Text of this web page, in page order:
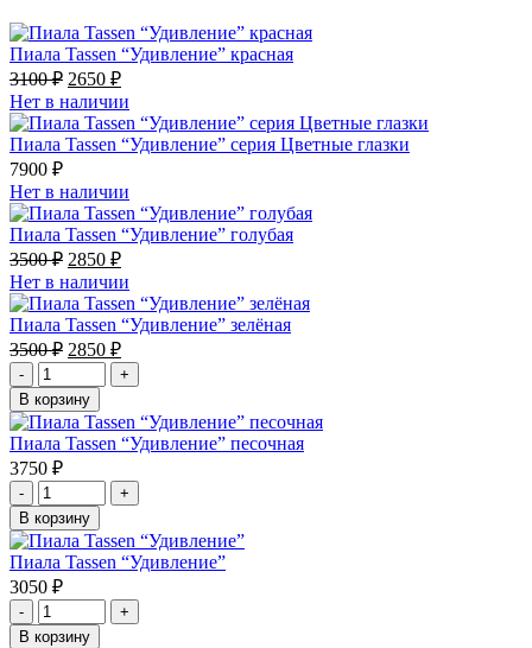
Пиала Tassen “Удивление” красная
3100₽ Первоначальная
цена
составляла
3100 ₽.
2650 ₽Текущая
цена:
2650 ₽.
Нет в наличии
Пиала Tassen “Удивление” серия Цветные глазки
7900 ₽
Нет в наличии
Пиала Tassen “Удивление” голубая
3500₽ Первоначальная
цена
составляла
3500 ₽.
2850 ₽Текущая
цена:
2850 ₽.
Нет в наличии
Пиала Tassen “Удивление” зелёная
3500₽ Первоначальная
цена
составляла
3500 ₽.
2850 ₽Текущая
цена:
2850 ₽.
-
+
В корзину
Пиала Tassen “Удивление” песочная
3750 ₽
-
+
В корзину
Пиала Tassen “Удивление”
3050 ₽
-
+
В корзину